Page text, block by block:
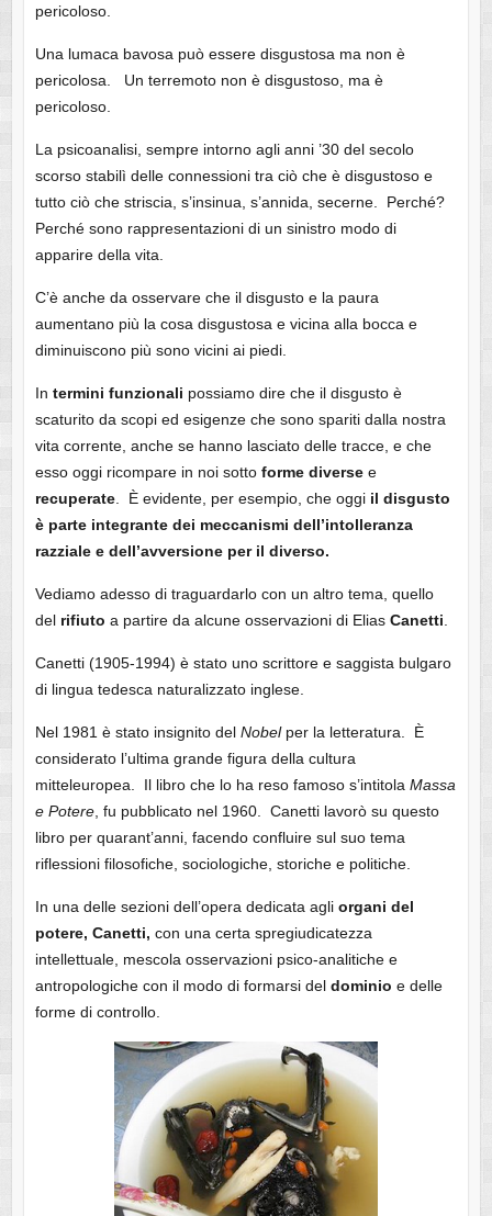
pericoloso.
Una lumaca bavosa può essere disgustosa ma non è
pericolosa. Un terremoto non è disgustoso, ma è
pericoloso.
La psicoanalisi, sempre intorno agli anni ’30 del secolo
scorso stabilì delle connessioni tra ciò che è disgustoso e
tutto ciò che striscia, s’insinua, s’annida, secerne. Perché?
Perché sono rappresentazioni di un sinistro modo di
apparire della vita.
C’è anche da osservare che il disgusto e la paura
aumentano più la cosa disgustosa e vicina alla bocca e
diminuiscono più sono vicini ai piedi.
In termini funzionali possiamo dire che il disgusto è
scaturito da scopi ed esigenze che sono spariti dalla nostra
vita corrente, anche se hanno lasciato delle tracce, e che
esso oggi ricompare in noi sotto forme diversee
recuperate. È evidente, per esempio, che oggi il disgusto
è parte integrante dei meccanismi dell’intolleranza
razziale e dell’avversione per il diverso.
Vediamo adesso di traguardarlo con un altro tema, quello
del rifiuto a partire da alcune osservazioni di EliasCanetti
Canetti (1905-1994) è stato uno scrittore e saggista bulgaro
di lingua tedesca naturalizzato inglese.
Nel 1981 è stato insignito del Nobelper la letteratura. È
considerato l’ultima grande figura della cultura
mitteleuropea. Il libro che lo ha reso famoso s’intitola Massa
e Potere, fu pubblicato nel 1960. Canetti lavorò su questo
libro per quarant’anni, facendo confluire sul suo tema
riflessioni filosofiche, sociologiche, storiche e politiche.
In una delle sezioni dell’opera dedicata agli organi del
potere, Canetti, con una certa spregiudicatezza
intellettuale, mescola osservazioni psico-analitiche e
antropologiche con il modo di formarsi del dominio e delle
forme di controllo.